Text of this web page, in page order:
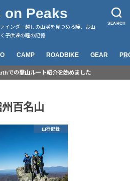
SEARCH
on Peaks
インダー越しの山渓を見つめる瞳、お山
子供達の瞳の記憶
CAMP ROADBIKE GEAR
での登山ルート紹介を始めました
百名山
山行記録